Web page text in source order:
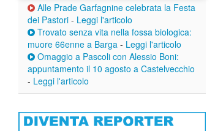
Alle Prade Garfagnine celebrata la Festa
dei Pastori - Leggi l'articolo
Trovato senza vita nella fossa biologica:
muore 66enne a Barga - Leggi l'articolo
Omaggio a Pascoli con Alessio Boni:
appuntamento il 10 agosto a Castelvecchio
- Leggi l'articolo